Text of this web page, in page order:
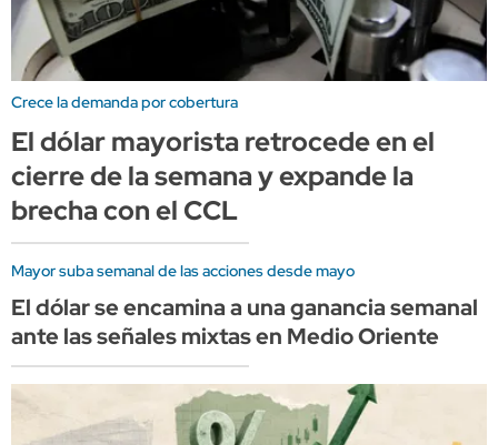
Crece la demanda por cobertura
El dólar mayorista retrocede en el
cierre de la semana y expande la
brecha con el CCL
Mayor suba semanal de las acciones desde mayo
El dólar se encamina a una ganancia semanal
ante las señales mixtas en Medio Oriente